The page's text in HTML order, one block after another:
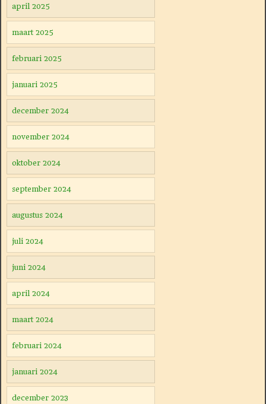
april 2025
maart 2025
februari 2025
januari 2025
december 2024
november 2024
oktober 2024
september 2024
augustus 2024
juli 2024
juni 2024
april 2024
maart 2024
februari 2024
januari 2024
december 2023